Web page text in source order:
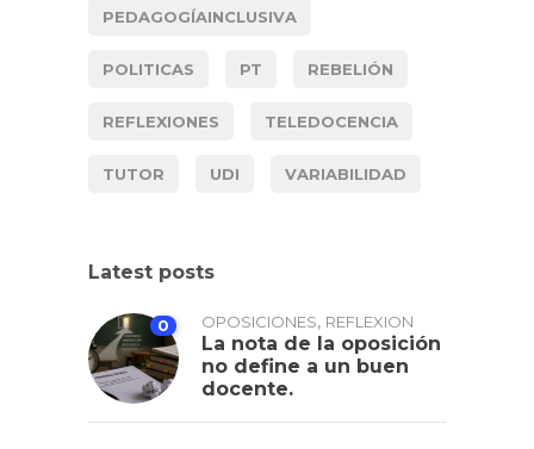
PEDAGOGÍAINCLUSIVA
POLITICAS PT REBELIÓN
REFLEXIONES TELEDOCENCIA
TUTOR UDI VARIABILIDAD
Latest posts
0 OPOSICIONES, REFLEXION
La nota de la oposición
no define a un buen
docente.